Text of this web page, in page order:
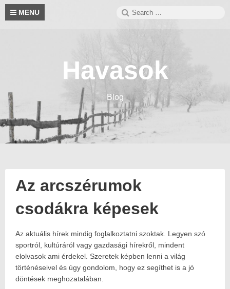
Skip
content
MENU
Search
Havasok
Blog
Az arcszérumok
csodákra képesek
Posted
on:
2022.10.09.
2026.05.16.
Author:
Havasokka
Az aktuális hírek mindig foglalkoztatni szoktak. Legyen szó
sportról, kultúráról vagy gazdasági hírekről, mindent
elolvasok ami érdekel. Szeretek képben lenni a világ
történéseivel és úgy gondolom, hogy ez segíthet is a jó
döntések meghozatalában.